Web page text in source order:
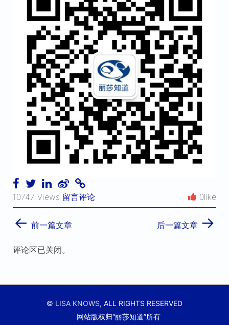
10747 Views 留言评论 0like
← 前一篇文章 后一篇文章 →
评论区已关闭。
© LISA KNOWS, ALL RIGHTS RESERVED
网站版权归“丽莎知道”所有